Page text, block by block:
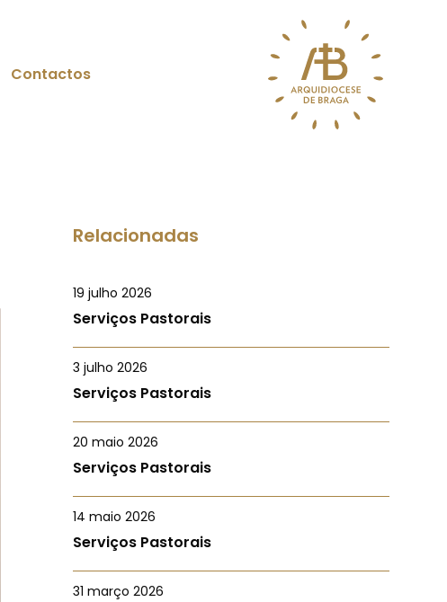
Contactos
Relacionadas
19 julho 2026
Serviços Pastorais
3 julho 2026
Serviços Pastorais
20 maio 2026
Serviços Pastorais
14 maio 2026
Serviços Pastorais
31 março 2026